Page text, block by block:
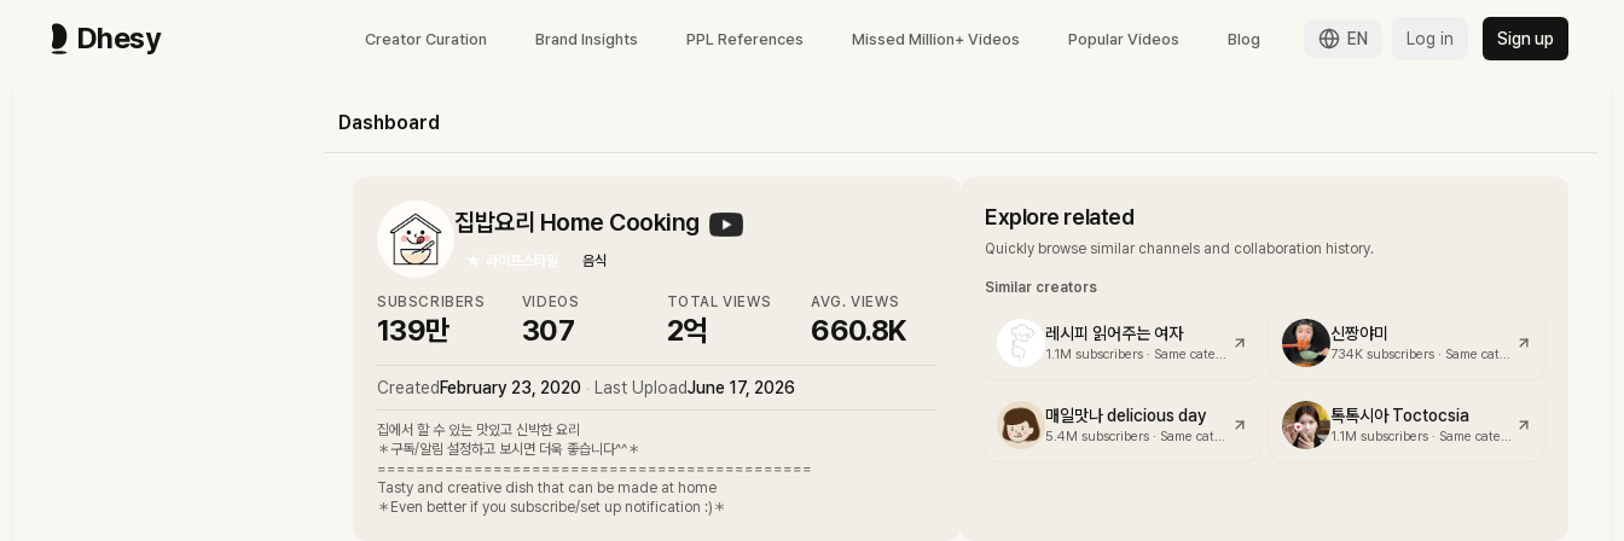
Dhesy Creator Curation Brand Insights PPL References Missed Million+ Videos Popular Videos Blog EN Log in Sign up
Dashboard
집밥요리 Home Cooking
★ 라이프스타일 음식
SUBSCRIBERS
139만
VIDEOS
307
TOTAL VIEWS
2억
AVG. VIEWS
660.8K
Created February 23, 2020 Last UploadJune 17, 2026
집에서 할 수 있는 맛있고 신박한 요리
＊구독/알림 설정하고 보시면 더욱 좋습니다^^＊
=============================================
Tasty and creative dish that can be made at home
＊Even better if you subscribe/set up notification :)＊
Explore related
Quickly browse similar channels and collaboration history.
Similar creators
레시피 읽어주는 여자
1.1M subscribers · Same category
신짱야미
734K subscribers· Same category
매일맛나 delicious day
5.4M subscribers · Same category
톡톡시아 Toctocsia
1.1M subscribers· Same category